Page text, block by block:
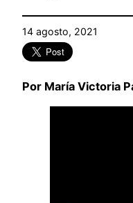
14 agosto, 2021
Por María Victoria